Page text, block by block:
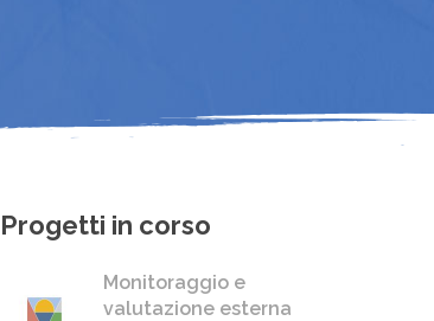
Progetti in corso
Monitoraggio e
valutazione esterna